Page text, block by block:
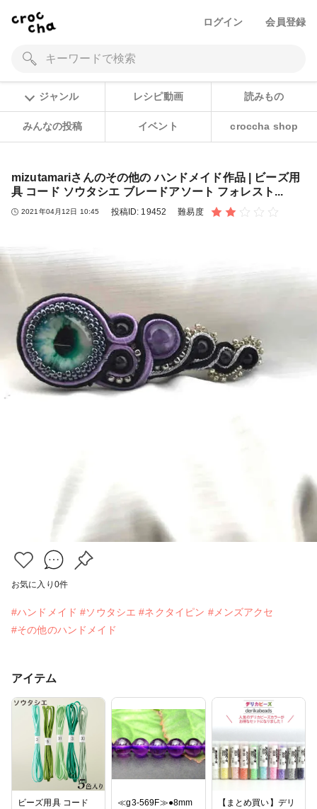
ログイン 会員登録
ジャンル レシピ動画 読みもの
みんなの投稿 イベント croccha shop
mizutamariさんのその他の ハンドメイド作品 | ビーズ用
具 コード ソウタシエ ブレードアソート フォレスト...
2021年04月12日 10:45 投稿ID: 19452 難易度
お気に入り 0件
#ハンドメイド #ソウタシエ #ネクタイピン #メンズアクセ
#その他のハンドメイド
アイテム
ビーズ用具 コード
≪g3-569F≫●8mm
【まとめ買い】デリ